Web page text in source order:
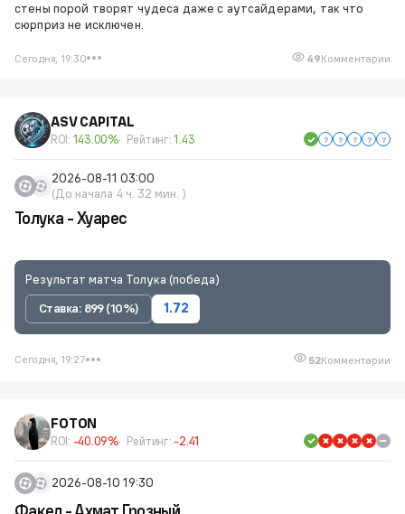
стены порой творят чудеса даже с аутсайдерами, так что
сюрприз не исключен.
Сегодня, 19:30 49Комментарии
ASV CAPITAL
ROI: 143.00% Рейтинг:1.43
2026-08-11 03:00
(До начала 4 ч. 32 мин. )
Толука - Хуарес
Результат матча Толука (победа)
Ставка: 899 (10%)
1.72
Сегодня, 19:27 52Комментарии
FOTON
ROI: -40.09% Рейтинг: -2.41
2026-08-10 19:30